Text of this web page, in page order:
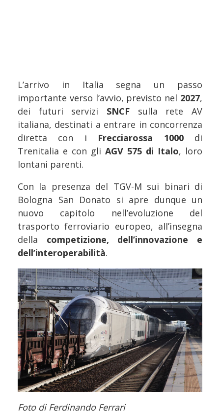
L’arrivo in Italia segna un passo
importante verso l’avvio, previsto nel 2027,
dei futuri servizi SNCF sulla rete AV
italiana, destinati a entrare in concorrenza
diretta con i Frecciarossa 1000di
Trenitalia e con gli AGV 575 di Italo, loro
lontani parenti.
Con la presenza del TGV-M sui binari di
Bologna San Donato si apre dunque un
nuovo capitolo nell’evoluzione del
trasporto ferroviario europeo, all’insegna
della competizione, dell’innovazione e
dell’interoperabilità.
Foto di Ferdinando Ferrari